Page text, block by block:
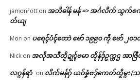
jamonrott on အဘိဓါန် မန် => အၚ်္ဂလိက် သွက်စ
တ်ယျ
Mon on ပရေၚ်ပံၚ်တောဲ ဗော် ၁၉၉၀ ကဵု ဗော် ၂
Nick on အလဵုအသဳတၟိဍုၚ်ဗမာ တိုန်ဒှ်ဥက္ကဌ အာဇြဳယ
လဂ္ဂန်ရာံ on လိက်မန်ဂှ် ယဝ်ခၞံဗဒှ်ကေတ်တၟိမ္ဂး (